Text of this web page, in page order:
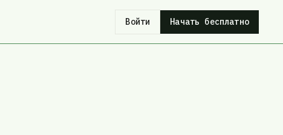
Войти Начать бесплатно